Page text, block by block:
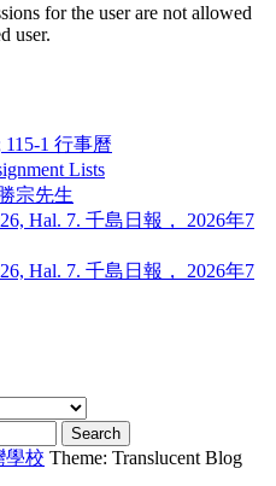
for the user are not allowed
user.
115-1 行事曆
Lists
宗先生
Hal. 7. 千島日報， 2026年7
Hal. 7. 千島日報， 2026年7
學校 Theme: Translucent Blog